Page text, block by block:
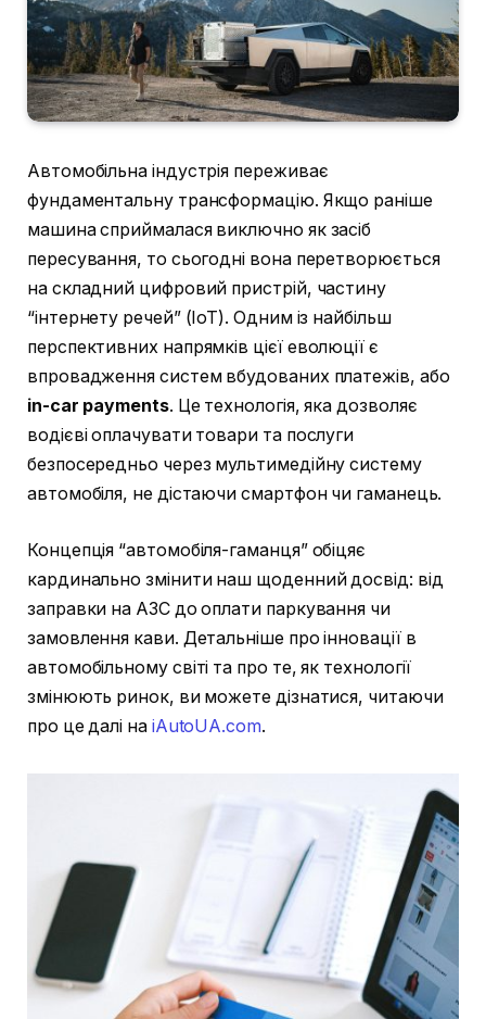
Автомобільна індустрія переживає
фундаментальну трансформацію. Якщо раніше
машина сприймалася виключно як засіб
пересування, то сьогодні вона перетворюється
на складний цифровий пристрій, частину
“інтернету речей” (IoT). Одним із найбільш
перспективних напрямків цієї еволюції є
впровадження систем вбудованих платежів, або
in-car payments. Це технологія, яка дозволяє
водієві оплачувати товари та послуги
безпосередньо через мультимедійну систему
автомобіля, не дістаючи смартфон чи гаманець.
Концепція “автомобіля-гаманця” обіцяє
кардинально змінити наш щоденний досвід: від
заправки на АЗС до оплати паркування чи
замовлення кави. Детальніше про інновації в
автомобільному світі та про те, як технології
змінюють ринок, ви можете дізнатися, читаючи
про це далі на iAutoUA.com.